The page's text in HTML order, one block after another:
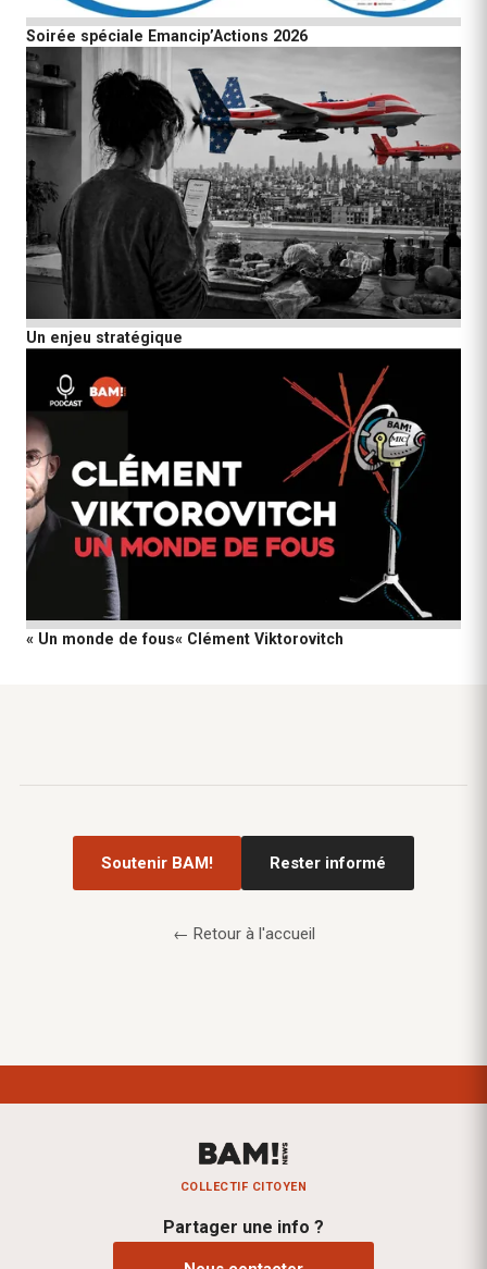
Soirée spéciale Emancip’Actions 2026
Un enjeu stratégique
« Un monde de fous« Clément Viktorovitch
Soutenir BAM! Rester informé
← Retour à l'accueil
COLLECTIF CITOYEN
Partager une info ?